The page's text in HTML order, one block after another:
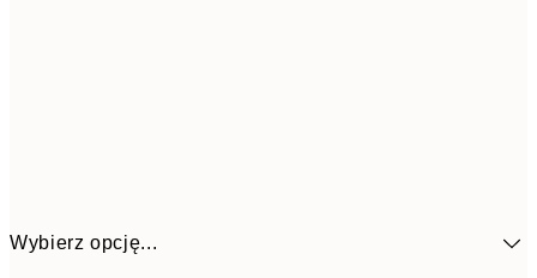
Wybierz opcję...